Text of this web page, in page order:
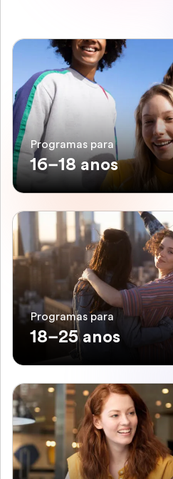
Programas para
16–18 anos
Programas para
18–25 anos